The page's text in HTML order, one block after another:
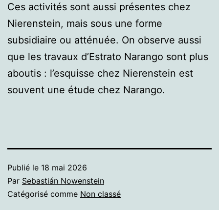
Ces activités sont aussi présentes chez
Nierenstein, mais sous une forme
subsidiaire ou atténuée. On observe aussi
que les travaux d’Estrato Narango sont plus
aboutis : l’esquisse chez Nierenstein est
souvent une étude chez Narango.
Publié le 18 mai 2026
Par Sebastián Nowenstein
Catégorisé comme Non classé